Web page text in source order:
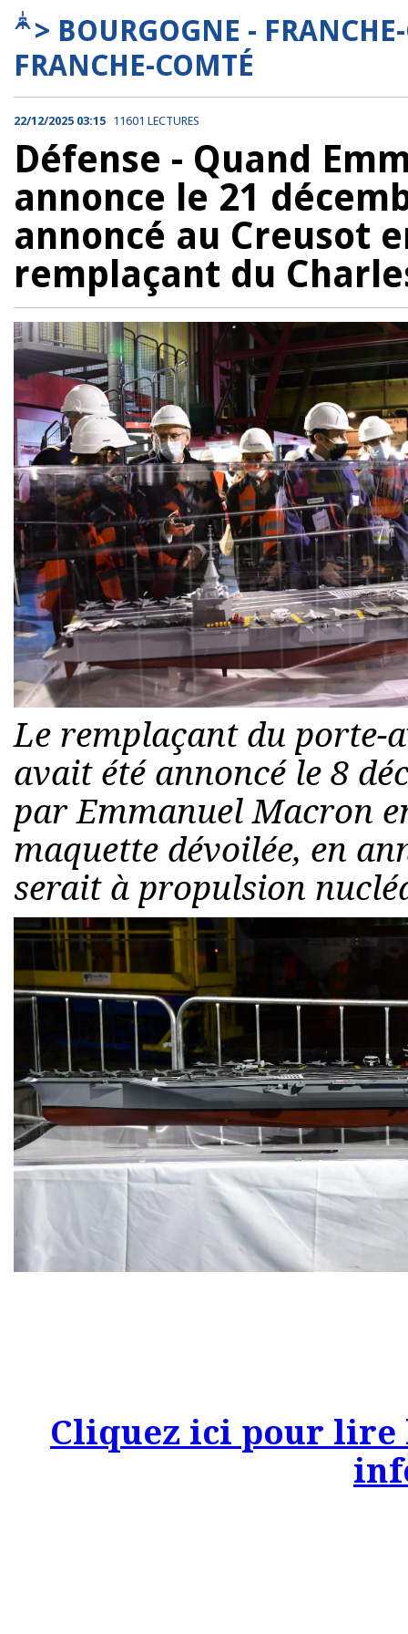
> BOURGOGNE -
FRANCHE-COMTÉ
22/12/2025 03:15 11601 LECTURES
Défense - Quand
annonce le 21
annoncé au Creusot
remplaçant du
Le remplaçant du porte-
avait été annoncé le 8
par Emmanuel Macron
maquette dévoilée, en
serait à propulsion
Cliquez ici pour lire